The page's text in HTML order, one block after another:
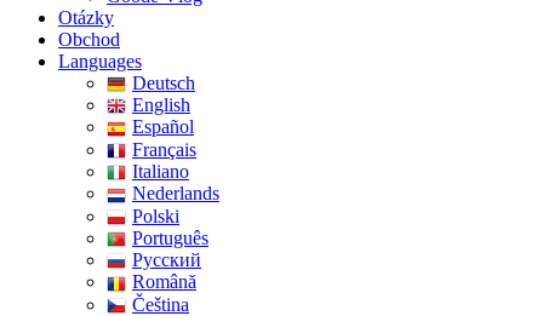
Otázky
Obchod
Languages
Deutsch
English
Español
Français
Italiano
Nederlands
Polski
Português
Pусский
Română
Čeština